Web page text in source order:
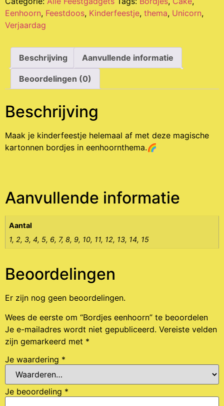
Eenhoorn, Feestdoos, Kinderfeestje, thema, Unicorn,
Verjaardag
Beschrijving Aanvullende informatie
Beoordelingen (0)
Beschrijving
Maak je kinderfeestje helemaal af met deze magische
kartonnen bordjes in eenhoornthema.🌈
Aanvullende informatie
Aantal
1, 2, 3, 4, 5, 6, 7, 8, 9, 10, 11, 12, 13, 14, 15
Beoordelingen
Er zijn nog geen beoordelingen.
Wees de eerste om “Bordjes eenhoorn” te beoordelen
Je e-mailadres wordt niet gepubliceerd. Vereiste velden
zijn gemarkeerd met *
Je waardering *
Je beoordeling *